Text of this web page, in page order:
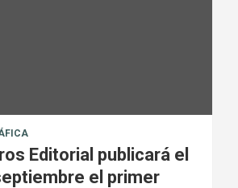
Editorial publicará el
el primer